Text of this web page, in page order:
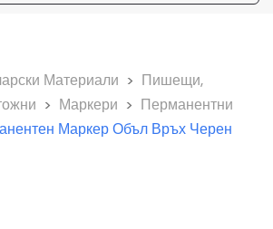
Материали > Пишещи,
> Маркери > Перманентни
Маркер Объл Връх Черен